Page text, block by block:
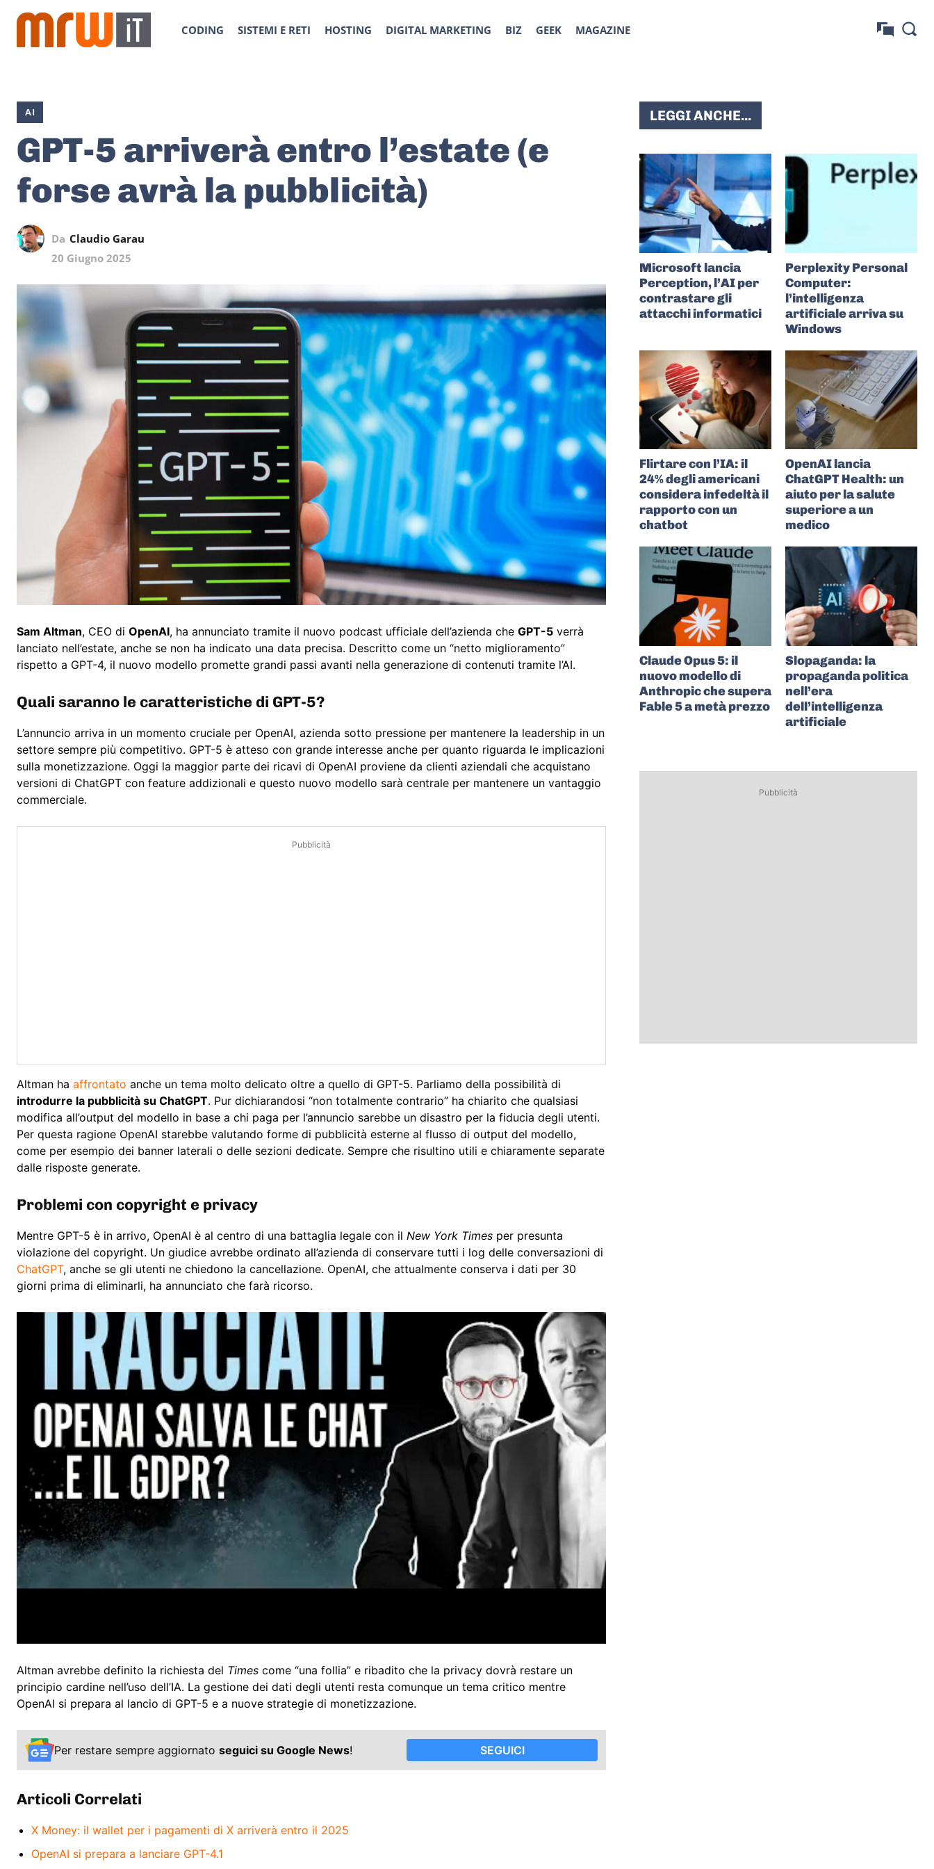
CODING SISTEMI E RETI HOSTING DIGITAL MARKETING BIZ GEEK MAGAZINE
AI
GPT-5 arriverà entro l’estate (e
forse avrà la pubblicità)
Da Claudio Garau
20 Giugno 2025
Sam Altman, CEO di OpenAI, ha annunciato tramite il nuovo podcast ufficiale dell’azienda che GPT-5 verrà
lanciato nell’estate, anche se non ha indicato una data precisa. Descritto come un “netto miglioramento”
rispetto a GPT-4, il nuovo modello promette grandi passi avanti nella generazione di contenuti tramite l’AI.
Quali saranno le caratteristiche di GPT-5?
L’annuncio arriva in un momento cruciale per OpenAI, azienda sotto pressione per mantenere la leadership in un
settore sempre più competitivo. GPT-5 è atteso con grande interesse anche per quanto riguarda le implicazioni
sulla monetizzazione. Oggi la maggior parte dei ricavi di OpenAI proviene da clienti aziendali che acquistano
versioni di ChatGPT con feature addizionali e questo nuovo modello sarà centrale per mantenere un vantaggio
commerciale.
Pubblicità
Altman ha affrontato anche un tema molto delicato oltre a quello di GPT-5. Parliamo della possibilità di
introdurre la pubblicità su ChatGPT. Pur dichiarandosi “non totalmente contrario” ha chiarito che qualsiasi
modifica all’output del modello in base a chi paga per l’annuncio sarebbe un disastro per la fiducia degli utenti.
Per questa ragione OpenAI starebbe valutando forme di pubblicità esterne al flusso di output del modello,
come per esempio dei banner laterali o delle sezioni dedicate. Sempre che risultino utili e chiaramente separate
dalle risposte generate.
Problemi con copyright e privacy
Mentre GPT-5 è in arrivo, OpenAI è al centro di una battaglia legale con il New York Times per presunta
violazione del copyright. Un giudice avrebbe ordinato all’azienda di conservare tutti i log delle conversazioni di
ChatGPT, anche se gli utenti ne chiedono la cancellazione. OpenAI, che attualmente conserva i dati per 30
giorni prima di eliminarli, ha annunciato che farà ricorso.
Altman avrebbe definito la richiesta del Times come “una follia” e ribadito che la privacy dovrà restare un
principio cardine nell’uso dell’IA. La gestione dei dati degli utenti resta comunque un tema critico mentre
OpenAI si prepara al lancio di GPT-5 e a nuove strategie di monetizzazione.
Per restare sempre aggiornato seguici su Google News! SEGUICI
Articoli Correlati
X Money: il wallet per i pagamenti di X arriverà entro il 2025
OpenAI si prepara a lanciare GPT-4.1
LEGGI ANCHE...
Microsoft lancia
Perception, l’AI per
contrastare gli
attacchi informatici
Perplexity Personal
Computer:
l’intelligenza
artificiale arriva su
Windows
Flirtare con l’IA: il
24% degli americani
considera infedeltà il
rapporto con un
chatbot
OpenAI lancia
ChatGPT Health: un
aiuto per la salute
superiore a un
medico
Claude Opus 5: il
nuovo modello di
Anthropic che supera
Fable 5 a metà prezzo
Slopaganda: la
propaganda politica
nell’era
dell’intelligenza
artificiale
Pubblicità